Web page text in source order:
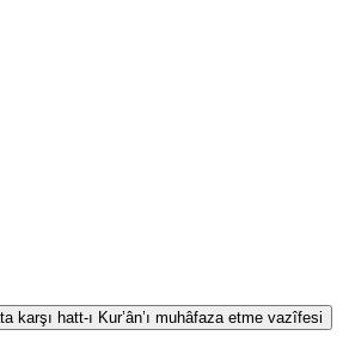
karşı hatt-ı Kur’ân’ı muhâfaza etme vazîfesi